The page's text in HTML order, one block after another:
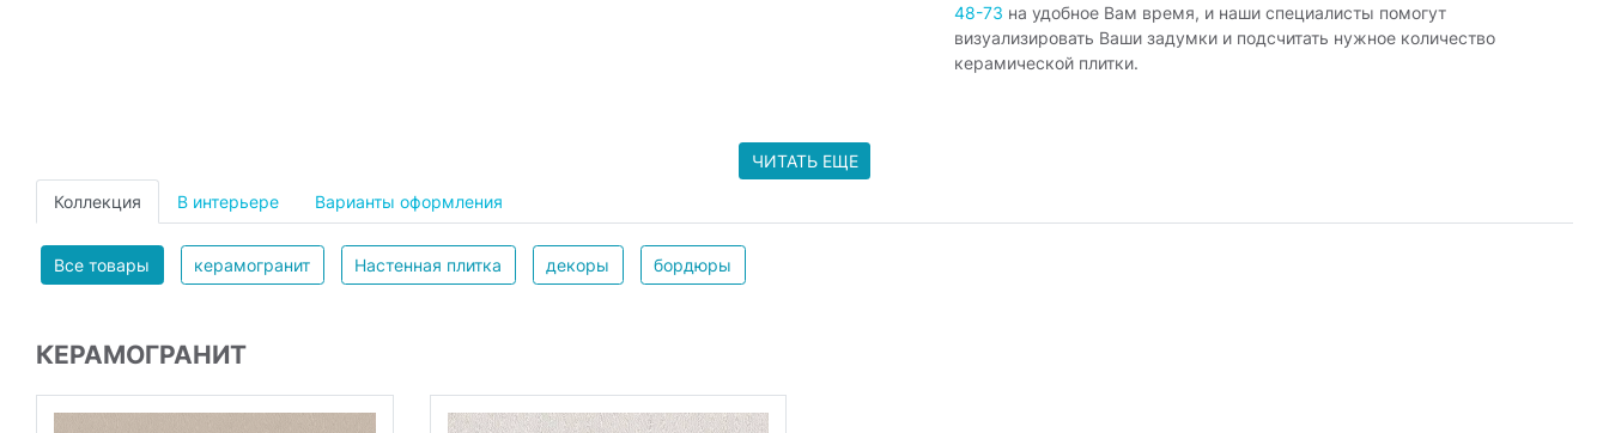
48-73 на удобное Вам время, и наши специалисты помогут
визуализировать Ваши задумки и подсчитать нужное количество
керамической плитки.
ЧИТАТЬ ЕЩЕ
Коллекция В интерьере Варианты оформления
Все товары керамогранит Настенная плитка декоры бордюры
КЕРАМОГРАНИТ